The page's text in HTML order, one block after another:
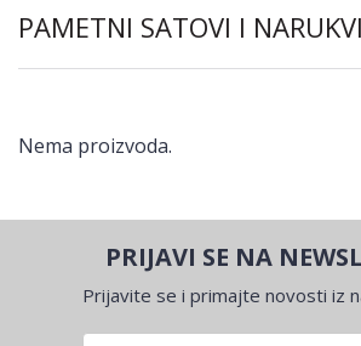
PAMETNI SATOVI I
Nema proizvoda.
PRIJAVI SE NA
Prijavite se i primajte novosti iz